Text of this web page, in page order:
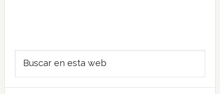
Barra
lateral
principal